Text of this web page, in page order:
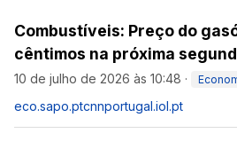
Combustíveis: Preço do
cêntimos na próxima
10 de julho de 2026 às 10:48 ·
eco.sapo.ptcnnportugal.iol.pt